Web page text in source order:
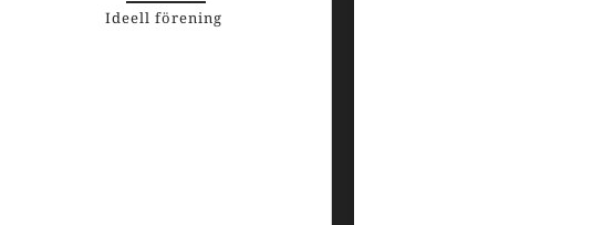
Ideell förening